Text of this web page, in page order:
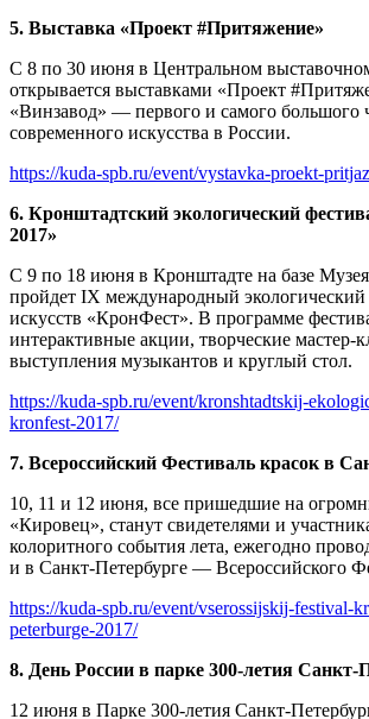
5. Выставка «Проект #Притяжение»
C 8 по 30 июня в Центральном
открывается выставками «Проект
«Винзавод» — первого и самого большого
современного искусства в России.
https://kuda-spb.ru/event/vystavka-proekt-
6. Кронштадтский экологический
2017»
С 9 по 18 июня в Кронштадте на базе
пройдет IX международный экологический
искусств «КронФест». В программе
интерактивные акции, творческие мастер-
выступления музыкантов и круглый стол.
https://kuda-spb.ru/event/kronshtadtskij-
kronfest-2017/
7. Всероссийский Фестиваль красок в
10, 11 и 12 июня, все пришедшие на
«Кировец», станут свидетелями и
колоритного события лета, ежегодно
и в Санкт-Петербурге — Всероссийского
https://kuda-spb.ru/event/vserossijskij-festival-
peterburge-2017/
8. День России в парке 300-летия Санкт-
12 июня в Парке 300-летия Санкт-